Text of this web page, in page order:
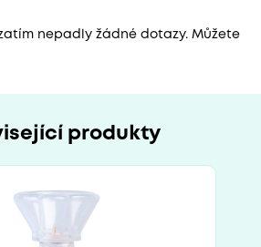
nepadly žádné dotazy. Můžete
produkty